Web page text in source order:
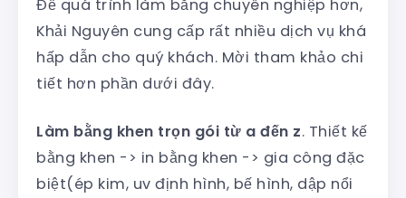
Để quá trình làm bằng chuyên nghiệp hơn,
Khải Nguyên cung cấp rất nhiều dịch vụ khá
hấp dẫn cho quý khách. Mời tham khảo chi
tiết hơn phần dưới đây.
Làm bằng khen trọn gói từ a đến z. Thiết kế
bằng khen -> in bằng khen -> gia công đặc
biệt(ép kim, uv định hình, bế hình, dập nổi